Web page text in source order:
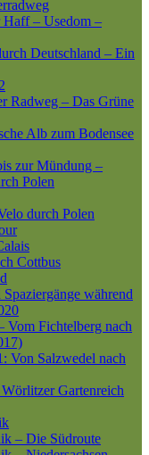
– Usedom –
Deutschland – Ein
Radweg – Das Grüne
Alb zum Bodensee
zur Mündung –
Polen
durch Polen
Cottbus
während
Vom Fichtelberg nach
Von Salzwedel nach
Gartenreich
– Die Südroute